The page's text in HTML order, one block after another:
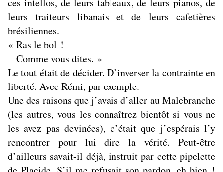
ces intellos, de leurs tableaux, de leurs pianos, de
leurs traiteurs libanais et de leurs cafetières
brésiliennes.
« Ras le bol !
– Comme vous dites. »
Le tout était de décider. D’inverser la contrainte en
liberté. Avec Rémi, par exemple.
Une des raisons que j’avais d’aller au Malebranche
(les autres, vous les connaîtrez bientôt si vous ne
les avez pas devinées), c’était que j’espérais l’y
rencontrer pour lui dire la vérité. Peut-être
d’ailleurs savait-il déjà, instruit par cette pipelette